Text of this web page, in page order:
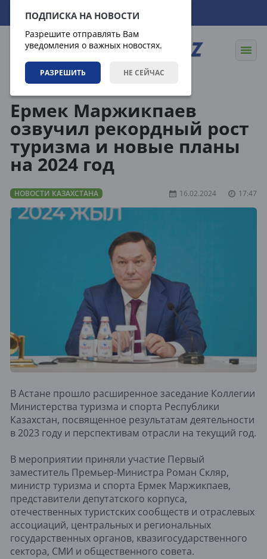
ПОДПИСКА НА НОВОСТИ
Разрешите отправлять Вам
уведомления о важных новостях.
РАЗРЕШИТЬ НЕ СЕЙЧАС
07.08.2026 14:30:24
Ермек Маржикпаев
озвучил рекордный рост
туризма и новые планы
на 2024 год
НОВОСТИ КАЗАХСТАНА 16.02.2024 17:47
В Астане прошло расширенное заседание Коллегии
Министерства туризма и спорта Республики
Казахстан, посвященное результатам деятельности
в 2023 году и перспективам отрасли на текущий год.
В мероприятии приняли участие Первый
заместитель Премьер-Министра Роман Скляр,
министр туризма и спорта Ермек Маржикпаев,
представители депутатского корпуса,
отечественных туристских сообществ и отраслевых
ассоциаций, центральных и региональных
государственных органов, квазигосударственного
сектора, СМИ и общественного совета.